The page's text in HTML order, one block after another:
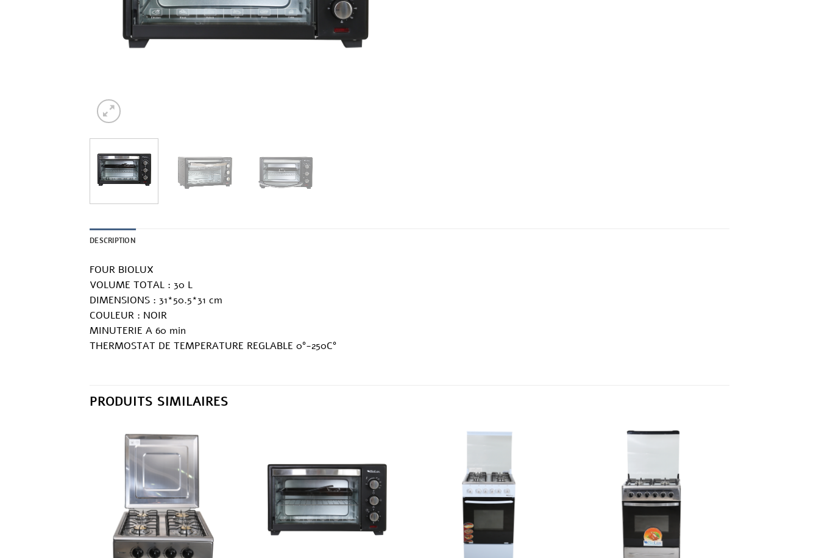
DESCRIPTION
FOUR BIOLUX
VOLUME TOTAL : 30 L
DIMENSIONS : 31*50.5*31 cm
COULEUR : NOIR
MINUTERIE A 60 min
THERMOSTAT DE TEMPERATURE REGLABLE 0°-250C°
PRODUITS SIMILAIRES